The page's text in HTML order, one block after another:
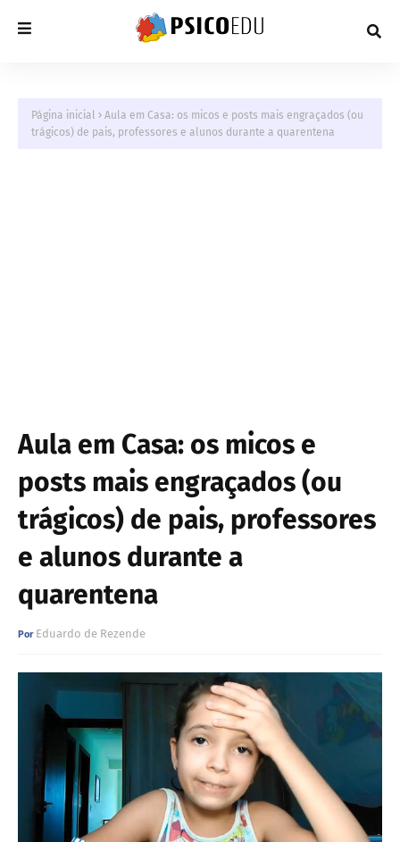
Página inicial
Aula em Casa: os micos e posts mais engraçados (ou
trágicos) de pais, professores e alunos durante a quarentena
Aula em Casa: os micos e
posts mais engraçados (ou
trágicos) de pais, professores
e alunos durante a
quarentena
Eduardo de Rezende